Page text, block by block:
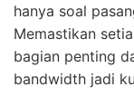
hanya soal
Memastikan
bagian penting
bandwidth jadi